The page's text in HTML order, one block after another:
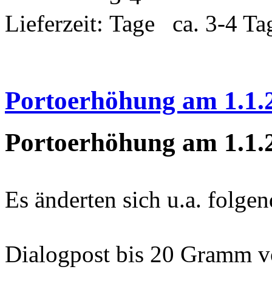
Lieferzeit: ca. 3-4
Portoerhöhung am
Portoerhöhung am
Es änderten sich u.a.
Dialogpost bis 20 Gramm